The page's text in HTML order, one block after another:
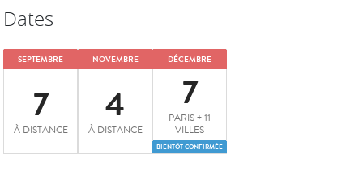
Dates
SEPTEMBRE
7
À DISTANCE
NOVEMBRE
4
À DISTANCE
DÉCEMBRE
7
PARIS + 11
VILLES
BIENTÔT CONFIRMÉE